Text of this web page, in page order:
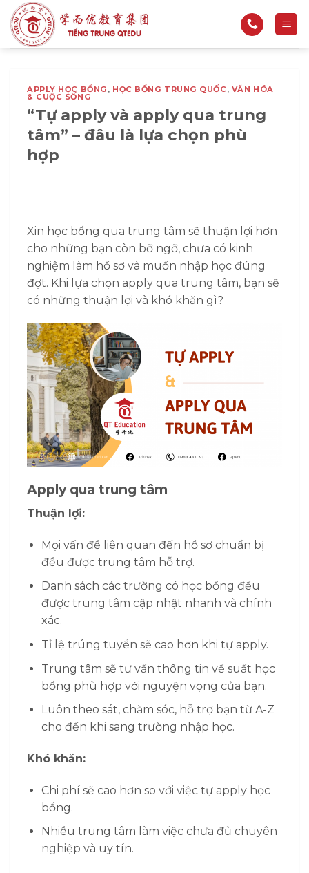
qua
nội
APPLY HỌC BỔNG , HỌC BỔNG TRUNG QUỐC, VĂN HÓA
& CUỘC SỐNG
“Tự apply và apply qua trung
tâm” – đâu là lựa chọn phù
hợp
Xin học bổng qua trung tâm sẽ thuận lợi hơn
cho những bạn còn bỡ ngỡ, chưa có kinh
nghiệm làm hồ sơ và muốn nhập học đúng
đợt. Khi lựa chọn apply qua trung tâm, bạn sẽ
có những thuận lợi và khó khăn gì?
Apply qua trung tâm
Thuận lợi:
Mọi vấn đề liên quan đến hồ sơ chuẩn bị
đều được trung tâm hỗ trợ.
Danh sách các trường có học bổng đều
được trung tâm cập nhật nhanh và chính
xác.
Tỉ lệ trúng tuyển sẽ cao hơn khi tự apply.
Trung tâm sẽ tư vấn thông tin về suất học
bổng phù hợp với nguyện vọng của bạn.
Luôn theo sát, chăm sóc, hỗ trợ bạn từ A-Z
cho đến khi sang trường nhập học.
Khó khăn:
Chi phí sẽ cao hơn so với việc tự apply học
bổng.
Nhiều trung tâm làm việc chưa đủ chuyên
nghiệp và uy tín.